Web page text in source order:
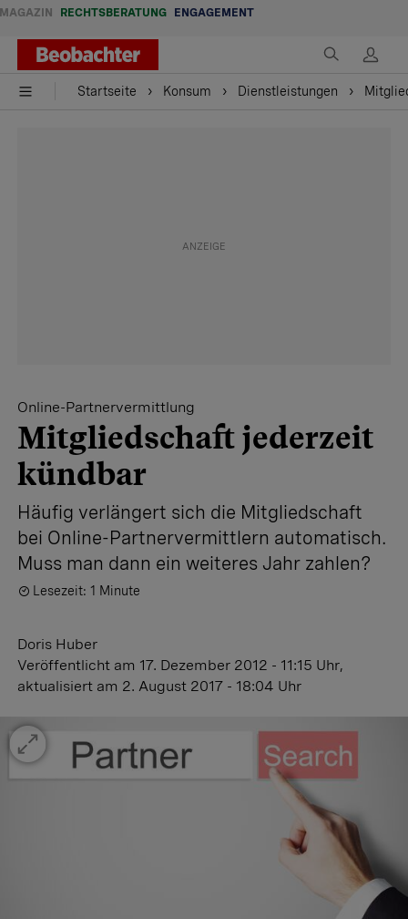
MAGAZIN RECHTSBERATUNG ENGAGEMENT
Startseite Konsum Dienstleistungen
Online-Partnervermittlung
Mitgliedschaft jederzeit
kündbar
Häufig verlängert sich die Mitgliedschaft
bei Online-Partnervermittlern automatisch.
Muss man dann ein weiteres Jahr zahlen?
Lesezeit: 1 Minute
Doris Huber
Veröffentlicht am 17. Dezember 2012 - 11:15 Uhr,
aktualisiert am 2. August 2017 - 18:04 Uhr